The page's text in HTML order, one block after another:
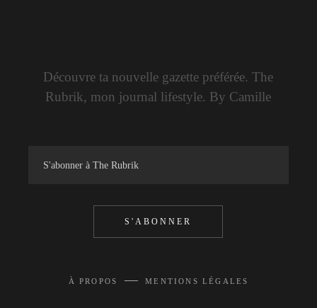
Découvre ta nouvelle gazette préférée. The
Rubrik, mon journal lifestyle. By Camille
S'ABONNER
À PROPOS — MENTIONS LÉGALES